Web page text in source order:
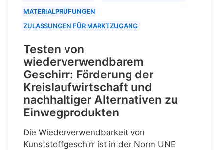
MATERIALPRÜFUNGEN
ZULASSUNGEN FÜR MARKTZUGANG
Testen von
wiederverwendbarem
Geschirr: Förderung der
Kreislaufwirtschaft und
nachhaltiger Alternativen zu
Einwegprodukten
Die Wiederverwendbarkeit von
Kunststoffgeschirr ist in der Norm UNE